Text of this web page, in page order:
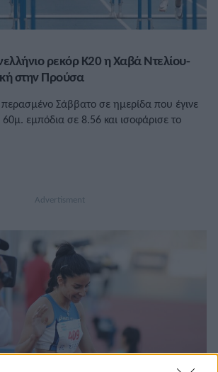
ρεκόρ Κ20 η Χαβά Ντελίου-
στην Προύσα
Σάββατο σε ημερίδα που έγινε
εμπόδια σε 8.56 και ισοφάρισε το